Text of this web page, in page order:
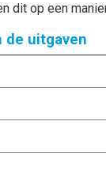
dit op een
de uitgaven